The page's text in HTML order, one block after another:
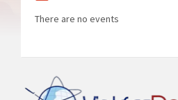
There are no events